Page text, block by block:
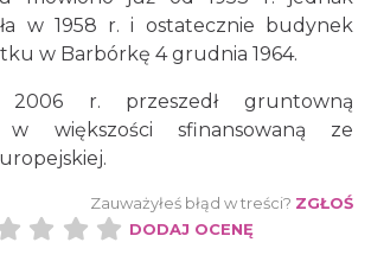
w 1958 r. i ostatecznie budynek
w Barbórkę 4 grudnia 1964.
2006 r. przeszedł gruntowną
w większości sfinansowaną ze
.
Zauważyłeś błąd w treści? ZGŁOŚ
DODAJ OCENĘ